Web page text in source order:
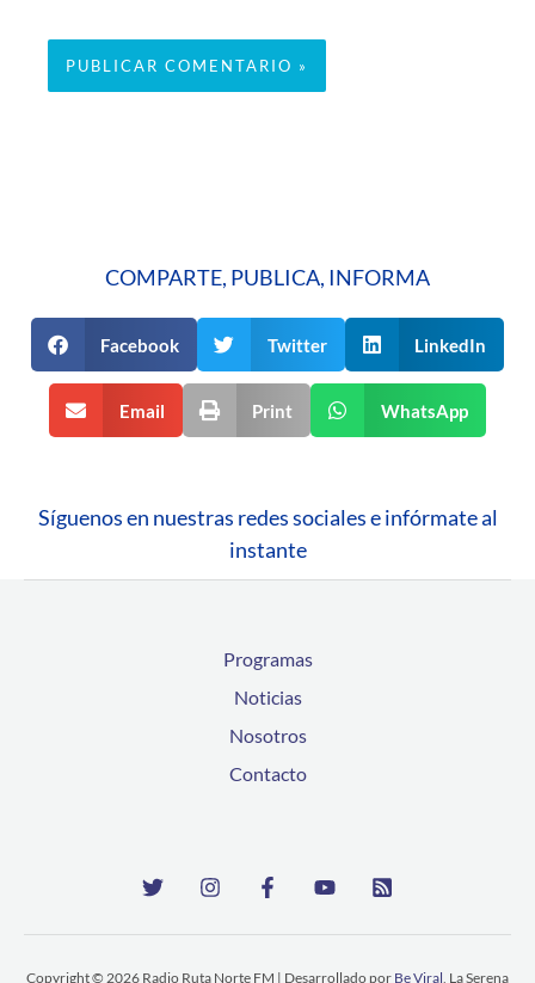
COMPARTE, PUBLICA, INFORMA
Facebook Twitter LinkedIn
Email Print WhatsApp
Síguenos en nuestras redes sociales e infórmate al
instante
Programas
Noticias
Nosotros
Contacto
Copyright © 2026 Radio Ruta Norte FM | Desarrollado por Be Viral, La Serena